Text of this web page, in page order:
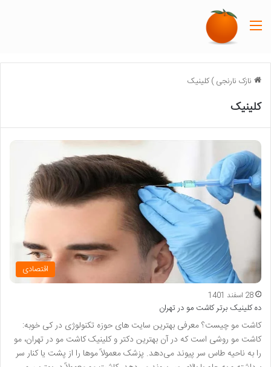
نازک نارنجی)کلینیک
کلینیک
اقتصادی
28 اسفند 1401
ده کلینیک برتر کاشت مو در تهران
کاشت مو چیست؟ معرفی بهترین سایت های حوزه تکنولوژی در کی خوبه:
کاشت مو روشی است که در آن بهترین دکتر و کلینیک کاشت مو در تهران، مو
را به ناحیه طاس سر پیوند می‌دهد. پزشک معمولاً موها را از پشت یا کنار سر